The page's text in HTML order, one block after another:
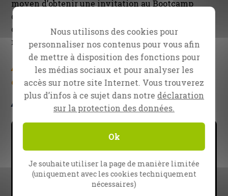
moyen d’obtenir une invitation au Bootcamp
d’évangélisation est de participer à l’école
d’évangélisation SOE et d’atteindre le plus haut
niveau de réussite pendant cette école.
Acceptation des candidatures pour la
classe d’été
À quoi s’attendre à la SOE
Nous utilisons des cookies pour
personnaliser nos contenus pour vous afin
de mettre à disposition des fonctions pour
les médias sociaux et pour analyser les
accès sur notre site Internet. Vous trouverez
plus d’infos à ce sujet dans notre déclaration
sur la protection des données.
Ok
Je souhaite utiliser la page de manière limitée
(uniquement avec les cookies techniquement
nécessaires)